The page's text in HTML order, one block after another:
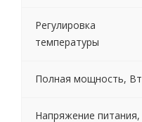
Регулировка
температуры
Полная мощность, Вт
Напряжение питания,